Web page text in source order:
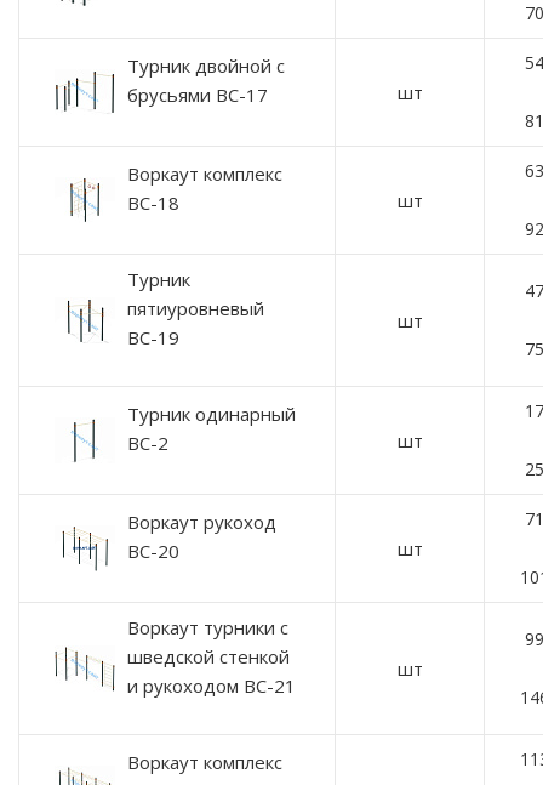
Турник двойной с
брусьями ВС-17
шт
Воркаут комплекс
ВC-18
шт
Турник
пятиуровневый
ВС-19
шт
Турник одинарный
ВС-2
шт
Воркаут рукоход
ВС-20
шт
Воркаут турники с
шведской стенкой
и рукоходом ВС-21
шт
Воркаут комплекс